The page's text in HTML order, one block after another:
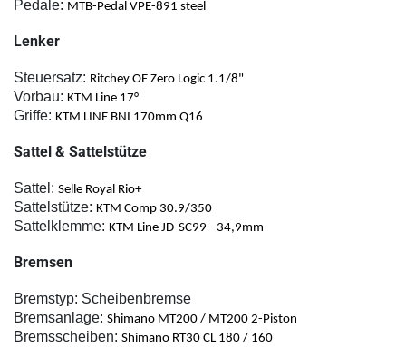
Pedale: MTB-Pedal VPE-891 steel
Lenker
Steuersatz: Ritchey OE Zero Logic 1.1/8"
Vorbau: KTM Line 17°
Griffe: KTM LINE BNI 170mm Q16
Sattel & Sattelstütze
Sattel: Selle Royal Rio+
Sattelstütze: KTM Comp 30.9/350
Sattelklemme: KTM Line JD-SC99 - 34,9mm
Bremsen
Bremstyp: Scheibenbremse
Bremsanlage: Shimano MT200 / MT200 2-Piston
Bremsscheiben: Shimano RT30 CL 180 / 160